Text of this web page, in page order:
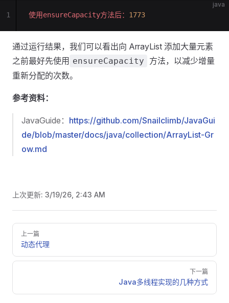
java
使用ensureCapacity方法后： 1773
1
通过运行结果，我们可以看出向 ArrayList 添加大量元素
之前最好先使用 ensureCapacity
方法，以减少增量
重新分配的次数。
参考资料：
JavaGuide： https://github.com/Snailclimb/JavaGui
de/blob/master/docs/java/collection/ArrayList-Gr
ow.md
上次更新: 3/19/26, 2:43 AM
Pager
上一篇
动态代理
下一篇
Java多线程实现的几种方式